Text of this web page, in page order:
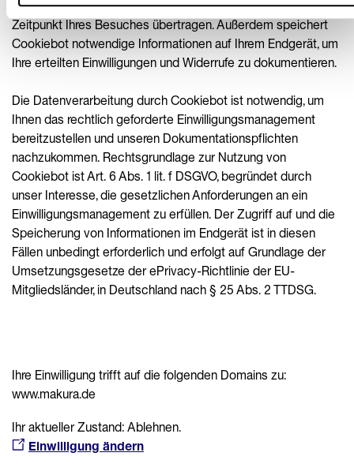
Informationen über Ihren Browser, Ihr Endgerät und den
Zeitpunkt Ihres Besuches übertragen. Außerdem speichert
Cookiebot notwendige Informationen auf Ihrem Endgerät, um
Ihre erteilten Einwilligungen und Widerrufe zu dokumentieren.
Die Datenverarbeitung durch Cookiebot ist notwendig, um
Ihnen das rechtlich geforderte Einwilligungsmanagement
bereitzustellen und unseren Dokumentationspflichten
nachzukommen. Rechtsgrundlage zur Nutzung von
Cookiebot ist Art. 6 Abs. 1 lit. f DSGVO, begründet durch
unser Interesse, die gesetzlichen Anforderungen an ein
Einwilligungsmanagement zu erfüllen. Der Zugriff auf und die
Speicherung von Informationen im Endgerät ist in diesen
Fällen unbedingt erforderlich und erfolgt auf Grundlage der
Umsetzungsgesetze der ePrivacy-Richtlinie der EU-
Mitgliedsländer, in Deutschland nach § 25 Abs. 2 TTDSG.
Ihre Einwilligung trifft auf die folgenden Domains zu:
www.makura.de
Ihr aktueller Zustand: Ablehnen.
Einwilligung ändern